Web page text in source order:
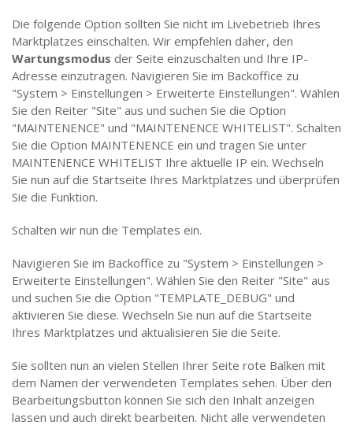
Die folgende Option sollten Sie nicht im Livebetrieb Ihres
Marktplatzes einschalten. Wir empfehlen daher, den
Wartungsmodus der Seite einzuschalten und Ihre IP-
Adresse einzutragen. Navigieren Sie im Backoffice zu
"System > Einstellungen > Erweiterte Einstellungen". Wählen
Sie den Reiter "Site" aus und suchen Sie die Option
"MAINTENENCE" und "MAINTENENCE WHITELIST". Schalten
Sie die Option MAINTENENCE ein und tragen Sie unter
MAINTENENCE WHITELIST Ihre aktuelle IP ein. Wechseln
Sie nun auf die Startseite Ihres Marktplatzes und überprüfen
Sie die Funktion.
Schalten wir nun die Templates ein.
Navigieren Sie im Backoffice zu "System > Einstellungen >
Erweiterte Einstellungen". Wählen Sie den Reiter "Site" aus
und suchen Sie die Option "TEMPLATE_DEBUG" und
aktivieren Sie diese. Wechseln Sie nun auf die Startseite
Ihres Marktplatzes und aktualisieren Sie die Seite.
Sie sollten nun an vielen Stellen Ihrer Seite rote Balken mit
dem Namen der verwendeten Templates sehen. Über den
Bearbeitungsbutton können Sie sich den Inhalt anzeigen
lassen und auch direkt bearbeiten. Nicht alle verwendeten